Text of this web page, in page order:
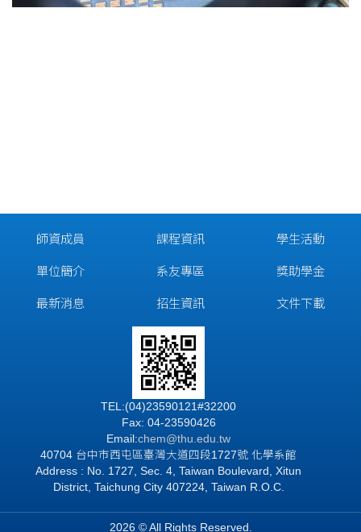
師資成員
單位簡介
最新消息
課程資訊
系友專區
招生資訊
學生活動
獎助學金
文件下載
TEL:(04)23590121#32200
Fax: 04-23590426
Email:chem@thu.edu.tw
40704 台中市西屯區臺灣大道四段1727號 化學系館
Address : No. 1727, Sec. 4, Taiwan Boulevard, Xitun
District, Taichung City 407224, Taiwan R.O.C.
2026 © All Rights Reserved.